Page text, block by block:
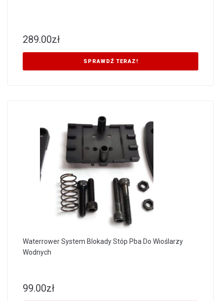
289.00zł
SPRAWDŹ TERAZ!
Waterrower System Blokady Stóp Pba Do Wioślarzy
Wodnych
99.00zł